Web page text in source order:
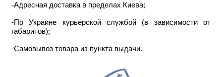
-Адресная доставка в пределах Киева;
-По Украине курьерской службой (в зависимости от
габаритов);
-Самовывоз товара из пункта выдачи.